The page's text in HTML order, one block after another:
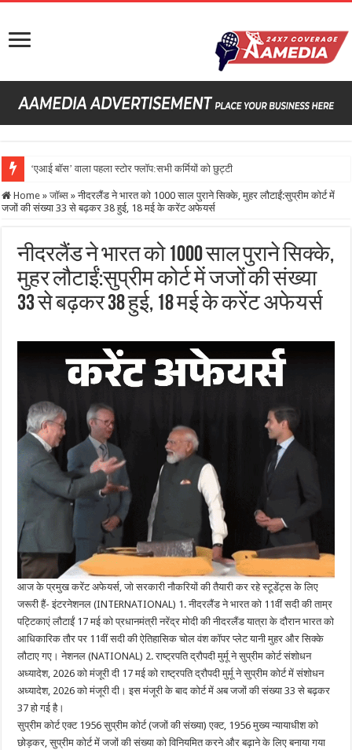
‘एआई बॉस’ वाला पहला स्टोर फ्लॉप:सभी कर्मियों को छुट्टी दी, देरी पर कहत
Home » जॉब्स » नीदरलैंड ने भारत को 1000 साल पुराने सिक्के, मुहर लौटाईं:सुप्रीम कोर्ट में
जजों की संख्या 33 से बढ़कर 38 हुई, 18 मई के करेंट अफेयर्स
नीदरलैंड ने भारत को 1000 साल पुराने सिक्के,
मुहर लौटाईं:सुप्रीम कोर्ट में जजों की संख्या
33 से बढ़कर 38 हुई, 18 मई के करेंट अफेयर्स
आज के प्रमुख करेंट अफेयर्स, जो सरकारी नौकरियों की तैयारी कर रहे स्टूडेंट्स के लिए
जरूरी हैं- इंटरनेशनल (INTERNATIONAL) 1. नीदरलैंड ने भारत को 11वीं सदी की ताम्र
पट्टिकाएं लौटाईं 17 मई को प्रधानमंत्री नरेंद्र मोदी की नीदरलैंड यात्रा के दौरान भारत को
आधिकारिक तौर पर 11वीं सदी की ऐतिहासिक चोल वंश कॉपर प्लेट यानी मुहर और सिक्के
लौटाए गए। नेशनल (NATIONAL) 2. राष्ट्रपति द्रौपदी मुर्मू ने सुप्रीम कोर्ट संशोधन
अध्यादेश, 2026 को मंजूरी दी 17 मई को राष्ट्रपति द्रौपदी मुर्मू ने सुप्रीम कोर्ट में संशोधन
अध्यादेश, 2026 को मंजूरी दी। इस मंजूरी के बाद कोर्ट में अब जजों की संख्या 33 से बढ़कर
37 हो गई है।
सुप्रीम कोर्ट एक्ट 1956 सुप्रीम कोर्ट (जजों की संख्या) एक्ट, 1956 मुख्य न्यायाधीश को
छोड़कर, सुप्रीम कोर्ट में जजों की संख्या को विनियमित करने और बढ़ाने के लिए बनाया गया